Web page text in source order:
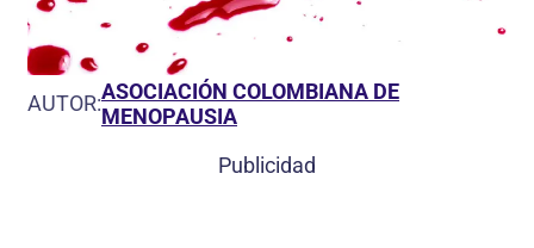
AUTOR:ASOCIACIÓN COLOMBIANA DE
MENOPAUSIA
Publicidad